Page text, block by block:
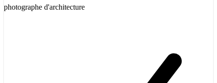
photographe d'architecture